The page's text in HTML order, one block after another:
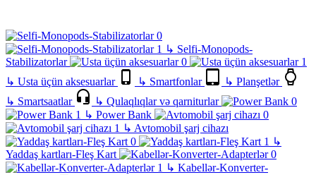
↳ Selfi-Monopods-
Stabilizatorlar
↳ Usta üçün aksesuarlar ↳ Smartfonlar ↳ Planşetlər
↳ Smartsaatlar ↳ Qulaqlıqlar və qarniturlar
↳ Power Bank
↳ Avtomobil şarj cihazı
↳
Yaddaş kartları-Fleş Kart
↳ Kabellər-Konverter-